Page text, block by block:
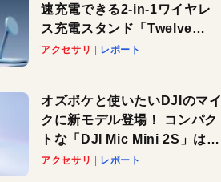
速充電できる2-in-1ワイヤレ
ス充電スタンド「Twelve
South HiRise 2 Deluxe」が
アクセサリ レポート
オズポケと使いたいDJIのマイ
クに新モデル登場！ コンパク
トな「DJI Mic Mini 2S」はAI
ノイキャンも搭載。屋外でも
アクセサリ レポート